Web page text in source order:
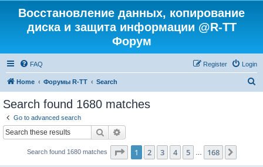
Восстановление данных, копирование
диска и защита информации @R-TT
Форум
FAQ Login
Register
Home Форумы R-TT Search
Search found 1680 matches
Go to advanced search
Search
Search found 1680 matches Page 1of 168
1 2 3 4 5 168